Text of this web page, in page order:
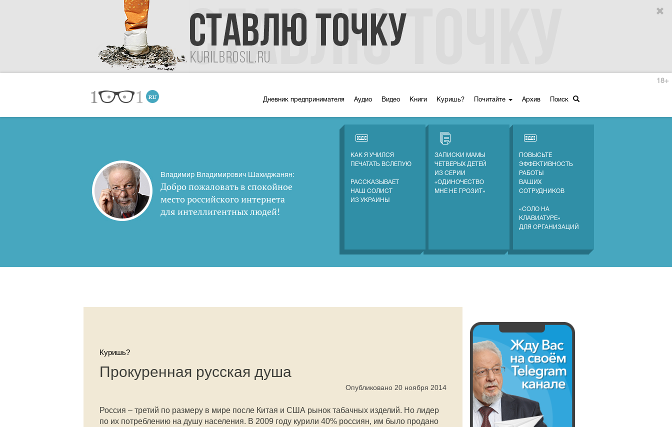
Дневник предпринимателя Аудио Видео Книги Куришь? Почитайте Архив Поиск
18+
Владимир Владимирович Шахиджанян:
Добро пожаловать в спокойное
место российского интернета
для интеллигентных людей!
КАК Я УЧИЛСЯ
ПЕЧАТАТЬ ВСЛЕПУЮ
РАССКАЗЫВАЕТ
НАШ СОЛИСТ
ИЗ УКРАИНЫ
ЗАПИСКИ МАМЫ
ЧЕТВЕРЫХ ДЕТЕЙ
ИЗ СЕРИИ
«ОДИНОЧЕСТВО
МНЕ НЕ ГРОЗИТ»
ПОВЫСЬТЕ
ЭФФЕКТИВНОСТЬ
РАБОТЫ
ВАШИХ
СОТРУДНИКОВ
«СОЛО НА
КЛАВИАТУРЕ»
ДЛЯ ОРГАНИЗАЦИЙ
Куришь?
Прокуренная русская душа
Опубликовано 20 ноября 2014
Россия – третий по размеру в мире после Китая и США рынок табачных изделий. Но лидер
по их потреблению на душу населения. В 2009 году курили 40% россиян, им было продано